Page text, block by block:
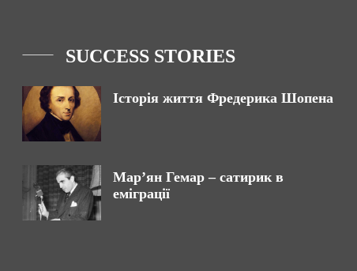
SUCCESS STORIES
Історія життя Фредерика Шопена
Марʼян Гемар – сатирик в
еміграції